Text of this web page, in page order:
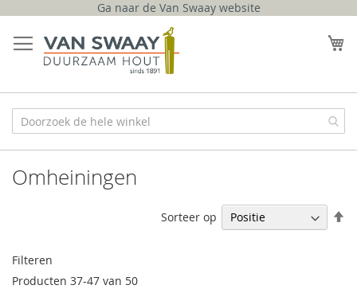
Ga naar de Van Swaay website
naar
de
inhoud
Omheiningen
Producten 37-47 van 50
Sorteer op
Filteren